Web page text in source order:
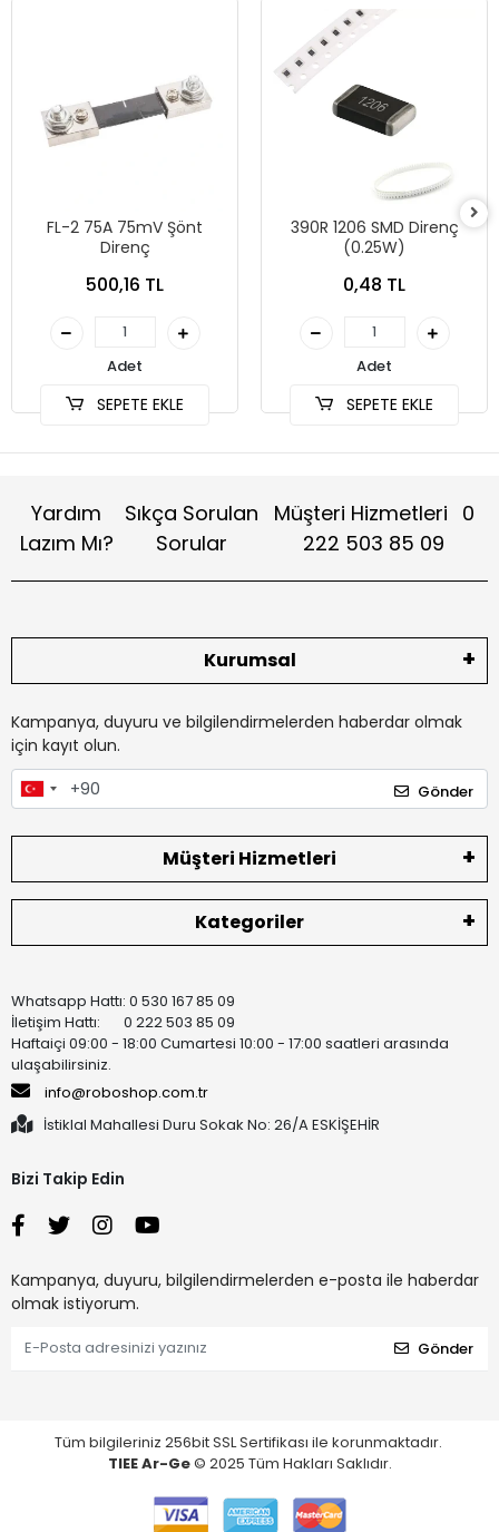
FL-2 75A 75mV Şönt
Direnç
500,16 TL
Adet
SEPETE EKLE
390R 1206 SMD Direnç
(0.25W)
0,48 TL
Adet
SEPETE EKLE
Yardım
Lazım Mı?
Sıkça Sorulan
Sorular
Müşteri Hizmetleri 0
222 503 85 09
Kurumsal
Kampanya, duyuru ve bilgilendirmelerden haberdar olmak
için kayıt olun.
Gönder
Müşteri Hizmetleri
Kategoriler
Whatsapp Hattı: 0 530 167 85 09
İletişim Hattı: 0 222 503 85 09
Haftaiçi 09:00 - 18:00 Cumartesi 10:00 - 17:00 saatleri arasında
ulaşabilirsiniz.
info@roboshop.com.tr
İstiklal Mahallesi Duru Sokak No: 26/A ESKİŞEHİR
Bizi Takip Edin
Kampanya, duyuru, bilgilendirmelerden e-posta ile haberdar
olmak istiyorum.
Gönder
Tüm bilgileriniz 256bit SSL Sertifikası ile korunmaktadır.
TIEE Ar-Ge© 2025 Tüm Hakları Saklıdır.